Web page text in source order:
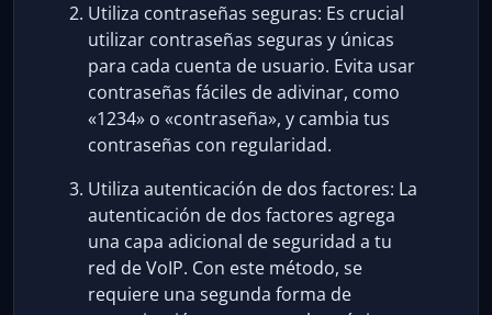
Utiliza contraseñas seguras: Es crucial
utilizar contraseñas seguras y únicas
para cada cuenta de usuario. Evita usar
contraseñas fáciles de adivinar, como
«1234» o «contraseña», y cambia tus
contraseñas con regularidad.
Utiliza autenticación de dos factores: La
autenticación de dos factores agrega
una capa adicional de seguridad a tu
red de VoIP. Con este método, se
requiere una segunda forma de